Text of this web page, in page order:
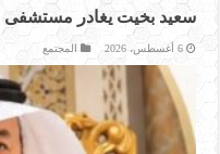
سعيد بخيت يغادر مستشفى
6 أغسطس، 2026 المجتمع